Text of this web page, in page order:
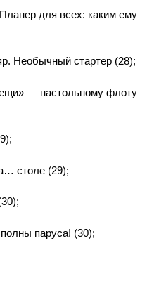
для всех: каким ему
Необычный стартер (28);
— настольному флоту
столе (29);
паруса! (30);